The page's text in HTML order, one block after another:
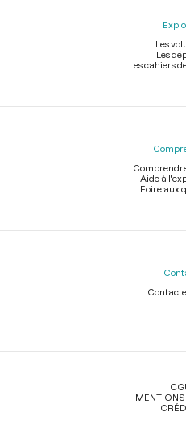
Les
Les
Les cahiers
Aide à
Foire aux
Légal
MENTIONS